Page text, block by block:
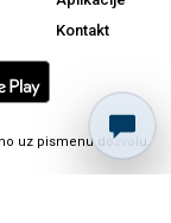
Kontakt
uz pismenu dozvolu.